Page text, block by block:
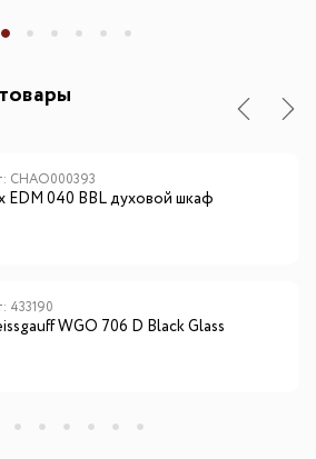
CHAO000393
EDM 040 BBL духовой шкаф
433190
WGO 706 D Black Glass